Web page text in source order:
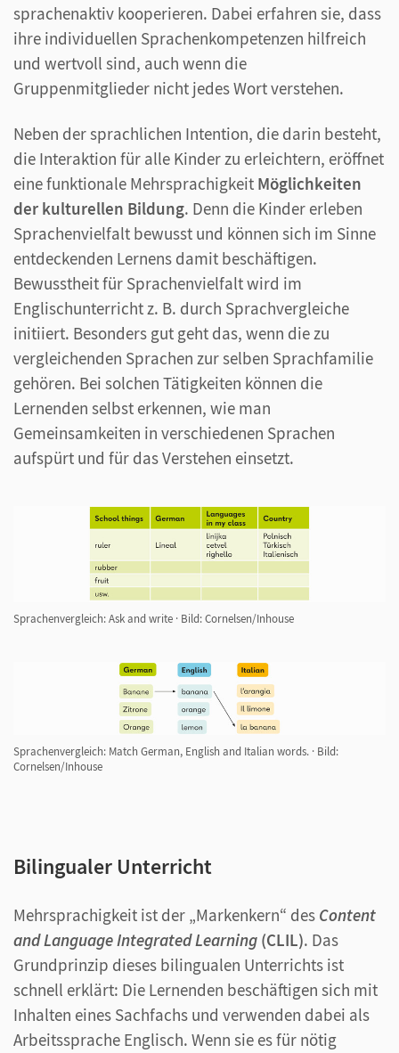
sprachenaktiv kooperieren. Dabei erfahren sie, dass
ihre individuellen Sprachenkompetenzen hilfreich
und wertvoll sind, auch wenn die
Gruppenmitglieder nicht jedes Wort verstehen.
Neben der sprachlichen Intention, die darin besteht,
die Interaktion für alle Kinder zu erleichtern, eröffnet
eine funktionale Mehrsprachigkeit Möglichkeiten
der kulturellen Bildung. Denn die Kinder erleben
Sprachenvielfalt bewusst und können sich im Sinne
entdeckenden Lernens damit beschäftigen.
Bewusstheit für Sprachenvielfalt wird im
Englischunterricht z. B. durch Sprachvergleiche
initiiert. Besonders gut geht das, wenn die zu
vergleichenden Sprachen zur selben Sprachfamilie
gehören. Bei solchen Tätigkeiten können die
Lernenden selbst erkennen, wie man
Gemeinsamkeiten in verschiedenen Sprachen
aufspürt und für das Verstehen einsetzt.
Sprachenvergleich: Ask and write · Bild: Cornelsen/Inhouse
Sprachenvergleich: Match German, English and Italian words. · Bild:
Cornelsen/Inhouse
Bilingualer Unterricht
Mehrsprachigkeit ist der „Markenkern“ des Content
and Language Integrated Learning (CLIL). Das
Grundprinzip dieses bilingualen Unterrichts ist
schnell erklärt: Die Lernenden beschäftigen sich mit
Inhalten eines Sachfachs und verwenden dabei als
Arbeitssprache Englisch. Wenn sie es für nötig